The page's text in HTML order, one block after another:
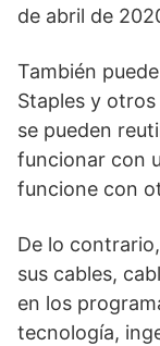
de abril de
También
Staples y
se pueden
funcionar con
funcione con
De lo
sus cables,
en los
tecnología,